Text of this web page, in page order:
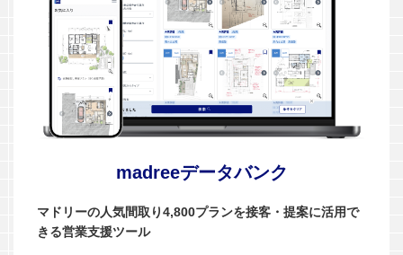
madreeデータバンク
マドリーの人気間取り4,800プランを接客・提案に活用で
きる営業支援ツール